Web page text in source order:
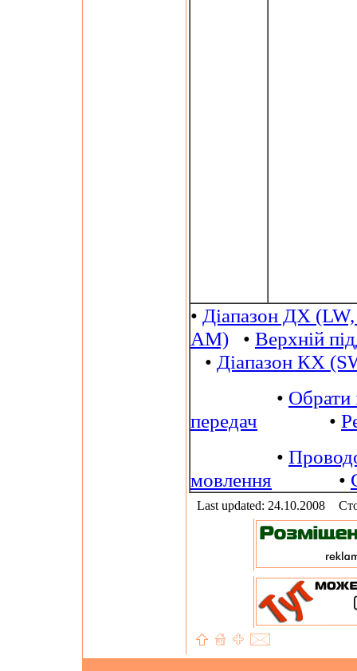
• Діапазон ДХ
AM) • Верхній
• Діапазон КХ
• Обрати
передач •
•
мовлення •
Last updated: 24.10.2008